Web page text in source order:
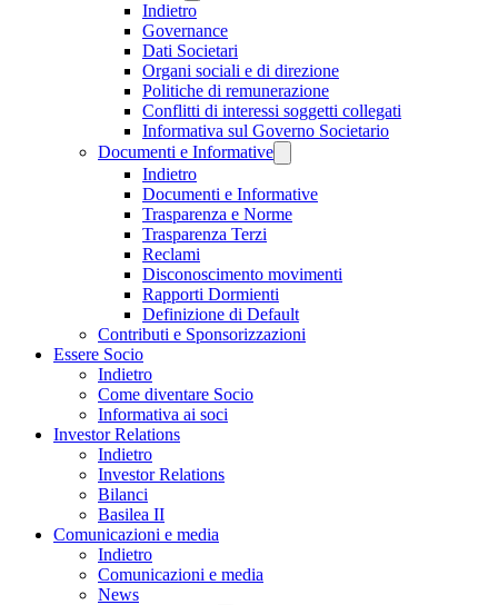
Indietro
Governance
Dati Societari
Organi sociali e di direzione
Politiche di remunerazione
Conflitti di interessi soggetti collegati
Informativa sul Governo Societario
Documenti e Informative
Indietro
Documenti e Informative
Trasparenza e Norme
Trasparenza Terzi
Reclami
Disconoscimento movimenti
Rapporti Dormienti
Definizione di Default
Contributi e Sponsorizzazioni
Essere Socio
Indietro
Come diventare Socio
Informativa ai soci
Investor Relations
Indietro
Investor Relations
Bilanci
Basilea II
Comunicazioni e media
Indietro
Comunicazioni e media
News